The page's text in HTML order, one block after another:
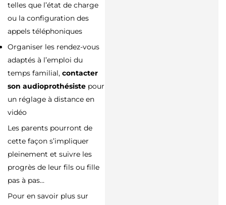
telles que l’état de charge
ou la configuration des
appels téléphoniques
Organiser les rendez-vous
adaptés à l’emploi du
temps familial, contacter
son audioprothésiste pour
un réglage à distance en
vidéo
Les parents pourront de
cette façon s’impliquer
pleinement et suivre les
progrès de leur fils ou fille
pas à pas…
Pour en savoir plus sur